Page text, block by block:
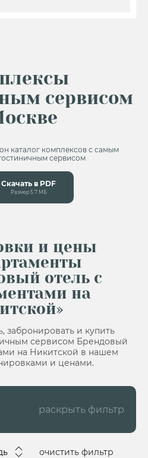
сервисом
каталог комплексов с самым
сервисом
Скачать в PDF
Размер 5.7 MБ
и цены
отель с
на
забронировать и купить
сервисом Брендовый
на Никитской в нашем
и ценами.
раскрыть фильтр
очистить фильтр